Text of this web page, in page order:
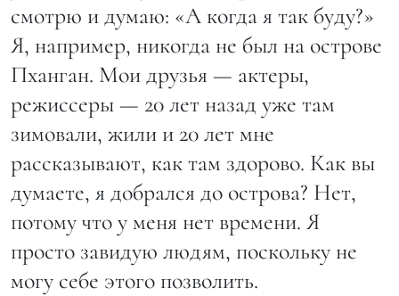
смотрю и думаю: «А когда я так буду?»
Я, например, никогда не был на острове
Пханган. Мои друзья — актеры,
режиссеры — 20 лет назад уже там
зимовали, жили и 20 лет мне
рассказывают, как там здорово. Как вы
думаете, я добрался до острова? Нет,
потому что у меня нет времени. Я
просто завидую людям, поскольку не
могу себе этого позволить.